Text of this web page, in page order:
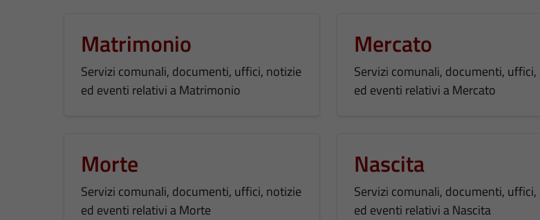
Matrimonio
Servizi comunali, documenti, uffici, notizie
ed eventi relativi a Matrimonio
Mercato
Servizi comunali, documenti,
ed eventi relativi a Mercato
Morte
Servizi comunali, documenti, uffici, notizie
ed eventi relativi a Morte
Nascita
Servizi comunali, documenti,
ed eventi relativi a Nascita